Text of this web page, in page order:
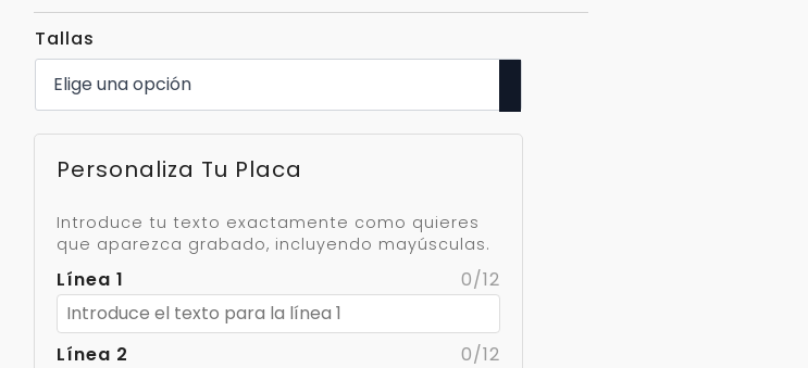
Tallas
Personaliza Tu Placa
Introduce tu texto exactamente como quieres
que aparezca grabado, incluyendo mayúsculas.
Línea 1 0/12
Línea 2 0/12